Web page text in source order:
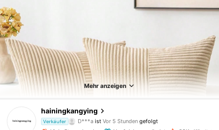
Mehr anzeigen
hainingkangying
Verkäufer
D***aistVor 5 Stunden
j***sist am Durchsuchen